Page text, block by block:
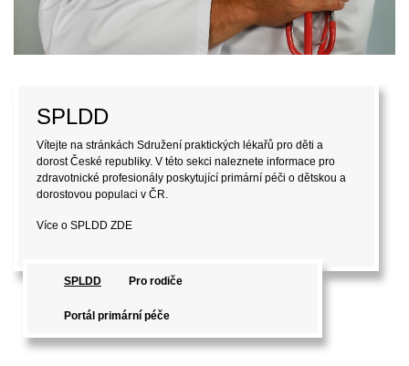
Pro rodiče
Vítejte na stránkách Sdružení praktických lékařů pro děti a
dorost České republiky (SPLDD). V této sekci naleznete
informace pro laickou veřejnost, které mohou být užitečné při
péči o děti a dorost.
Více o SPLDD ZDE
SPLDD Pro rodiče
Portál primární péče